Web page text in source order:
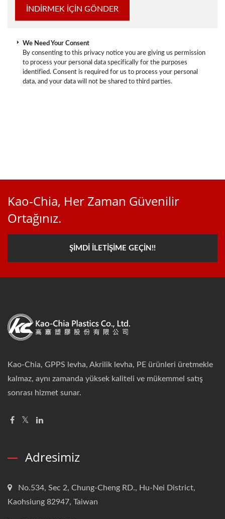
We Need Your Consent
By consenting to this privacy notice you are giving us permission
to process your personal data specifically for the purposes
identified. Consent is required for us to process your personal
data, and your data will not be shared to third parties.
Kao-Chia, Her Zaman Güvenilir
Ortağınız.
ŞIMDI İLETIŞIME GEÇIN!!
Kao-Chia, GPPS levha, Akrilik levha, PE ürünleri üretmekle
kalmaz, aynı zamanda yüksek kaliteli ve mükemmel satış
sonrası hizmet sunar.
Adresimiz
No.534, Sec 2, Chung-Cheng RD., Hu-Nei District,
Kaohsiung 82947, Taiwan